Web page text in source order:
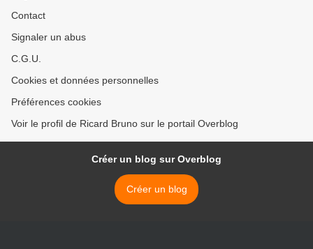
Contact
Signaler un abus
C.G.U.
Cookies et données personnelles
Préférences cookies
Voir le profil de Ricard Bruno sur le portail Overblog
Créer un blog sur Overblog
Créer un blog